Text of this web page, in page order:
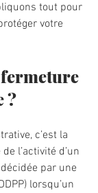
tout pour
votre
?
c’est la
l’activité d’un
par une
lorsqu’un